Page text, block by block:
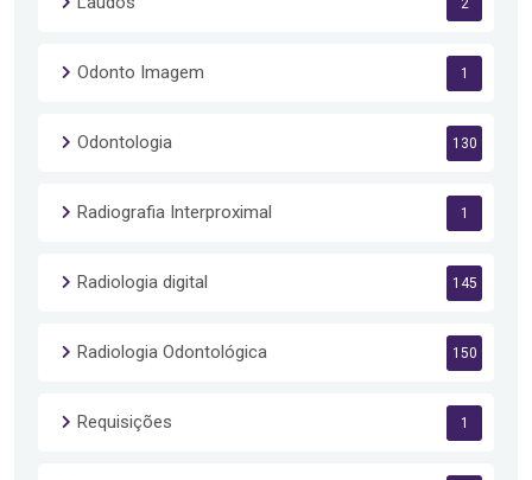
2
Odonto Imagem 1
Odontologia 130
Radiografia Interproximal 1
Radiologia digital 145
Radiologia Odontológica 150
Requisições 1